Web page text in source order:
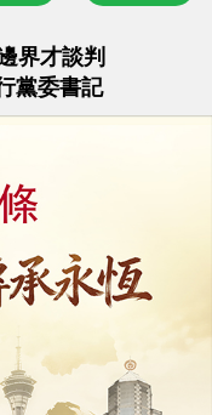
界才談判
黨委書記